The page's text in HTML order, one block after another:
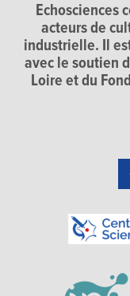
Echosciences
acteurs de
industrielle. Il
avec le soutien
Loire et du